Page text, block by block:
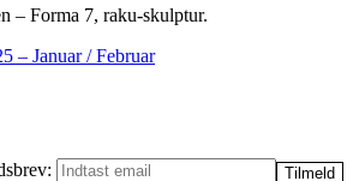
– Forma 7, raku-skulptur.
– Januar / Februar